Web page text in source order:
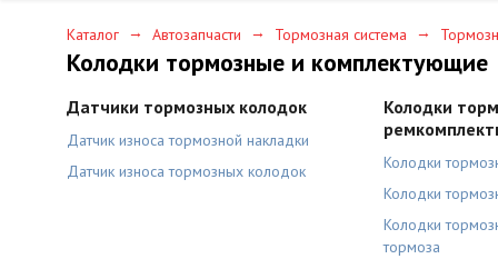
Каталог → Автозапчасти → Тормозная система →
Колодки тормозные и комплектующие
Датчики тормозных колодок
Датчик износа тормозной накладки
Датчик износа тормозных колодок
Колодки
Колодки
Колодки
Колодки
тормоза